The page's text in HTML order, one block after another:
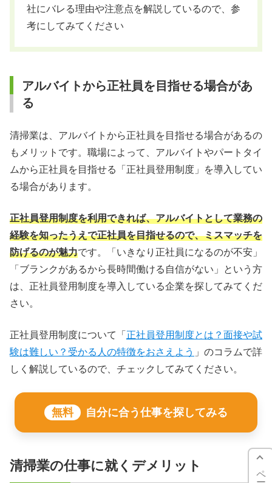
社にバレる理由や注意点を解説しているので、参
考にしてみてください
アルバイトから正社員を目指せる場合があ
る
清掃業は、アルバイトから正社員を目指せる場合があるの
もメリットです。職場によって、アルバイトやパートタイ
ムから正社員を目指せる「正社員登用制度」を導入してい
る場合があります。
正社員登用制度を利用できれば、アルバイトとして業務の
経験を知ったうえで正社員を目指せるので、ミスマッチを
防げるのが魅力です。「いきなり正社員になるのが不安」
「ブランクがあるから長時間働ける自信がない」という方
は、正社員登用制度を導入している企業を探してみてくだ
さい。
正社員登用制度について「 正社員登用制度とは？面接や試
験は難しい？受かる人の特徴をおさえよう 」のコラムで詳
しく解説しているので、チェックしてみてください。
無料 自分に合う仕事を探してみる
清掃業の仕事に就くデメリット